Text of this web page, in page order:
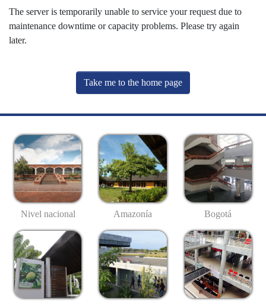
The server is temporarily unable to service your request due to
maintenance downtime or capacity problems. Please try again
later.
Take me to the home page
Nivel nacional Amazonía Bogotá